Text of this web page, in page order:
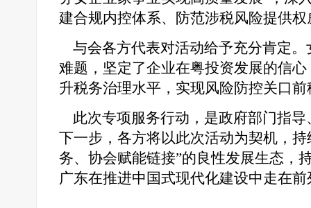
建合规内控体系、防范涉税风险提供
与会各方代表对活动给予充分肯定。
难题，坚定了企业在粤投资发展的信
升税务治理水平，实现风险防控关口前
此次专项服务行动，是政府部门指导
下一步，各方将以此次活动为契机，
务、协会赋能链接”的良性发展生态，
广东在推进中国式现代化建设中走在